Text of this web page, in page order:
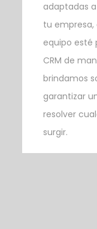
adaptadas
tu empresa,
equipo esté
CRM de
brindamos
garantizar
resolver
surgir.